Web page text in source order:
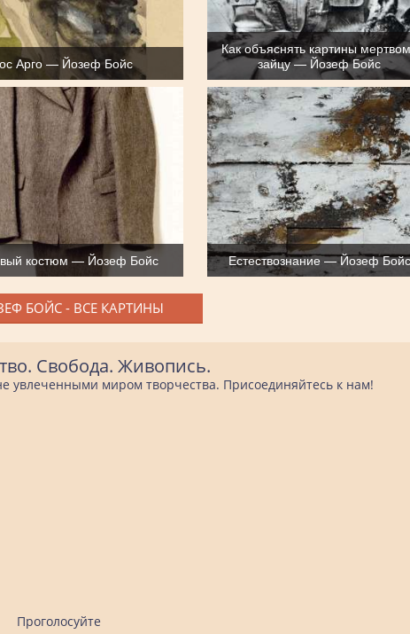
Арго — Йозеф Бойс
Как объяснять картины
зайцу — Йозеф Бойс
костюм — Йозеф Бойс Естествознание — Йозеф Бойс
БОЙС - ВСЕ КАРТИНЫ
Свобода. Живопись.
увлеченными миром творчества. Присоединяйтесь к нам!
Проголосуйте